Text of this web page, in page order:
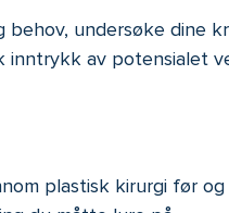
undersøke dine
inntrykk av potensialet
plastisk kirurgi før og